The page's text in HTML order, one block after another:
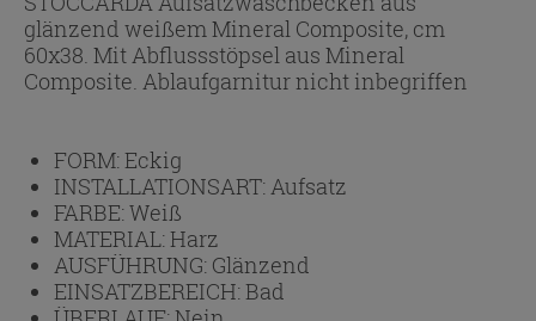
glänzend weißem Mineral Composite, cm
60x38. Mit Abflussstöpsel aus Mineral
Composite. Ablaufgarnitur nicht inbegriffen
FORM:Eckig
INSTALLATIONSART: Aufsatz
FARBE:Weiß
MATERIAL:Harz
AUSFÜHRUNG: Glänzend
EINSATZBEREICH:Bad